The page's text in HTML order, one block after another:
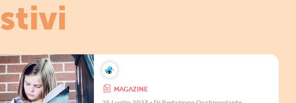
MAGAZINE